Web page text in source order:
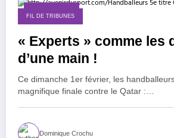
FIL DE TRIBUNES
« Experts » comme les
d’une main !
Ce dimanche 1er février, les
magnifique finale contre le Qatar :…
Dominique Crochu